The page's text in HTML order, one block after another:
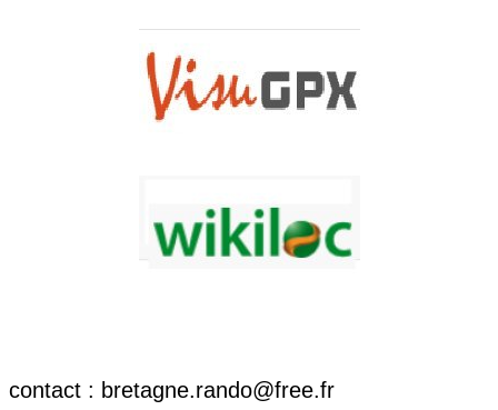
contact : bretagne.rando@free.fr